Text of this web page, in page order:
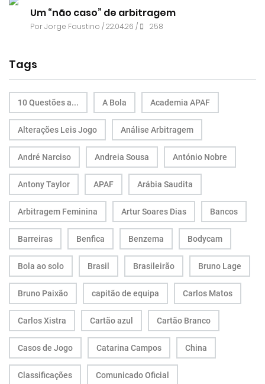
Um “não caso” de arbitragem
PorJorge Faustino / 22.04.26 / 258
Tags
10 Questões a... A Bola Academia APAF
Alterações Leis Jogo Análise Arbitragem
André Narciso Andreia Sousa António Nobre
Antony Taylor APAF Arábia Saudita
Arbitragem Feminina Artur Soares Dias Bancos
Barreiras Benfica Benzema Bodycam
Bola ao solo Brasil Brasileirão Bruno Lage
Bruno Paixão capitão de equipa Carlos Matos
Carlos Xistra Cartão azul Cartão Branco
Casos de Jogo Catarina Campos China
Classificações Comunicado Oficial